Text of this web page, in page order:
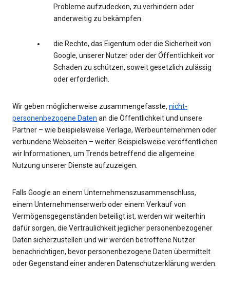
Probleme aufzudecken, zu verhindern oder
anderweitig zu bekämpfen.
die Rechte, das Eigentum oder die Sicherheit von
Google, unserer Nutzer oder der Öffentlichkeit vor
Schaden zu schützen, soweit gesetzlich zulässig
oder erforderlich.
Wir geben möglicherweise zusammengefasste, nicht-
personenbezogene Daten an die Öffentlichkeit und unsere
Partner – wie beispielsweise Verlage, Werbeunternehmen oder
verbundene Webseiten – weiter. Beispielsweise veröffentlichen
wir Informationen, um Trends betreffend die allgemeine
Nutzung unserer Dienste aufzuzeigen.
Falls Google an einem Unternehmenszusammenschluss,
einem Unternehmenserwerb oder einem Verkauf von
Vermögensgegenständen beteiligt ist, werden wir weiterhin
dafür sorgen, die Vertraulichkeit jeglicher personenbezogener
Daten sicherzustellen und wir werden betroffene Nutzer
benachrichtigen, bevor personenbezogene Daten übermittelt
oder Gegenstand einer anderen Datenschutzerklärung werden.